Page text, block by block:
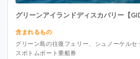
グリーンアイランドディスカバリー【GID
​含まれるもの
グリーン島の往復フェリー、シュノーケル
スボトムボート乗船券